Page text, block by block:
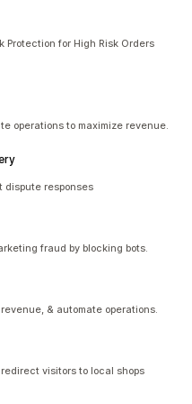
Protection for High Risk Orders
operations to maximize revenue.
dispute responses
fraud by blocking bots.
& automate operations.
visitors to local shops